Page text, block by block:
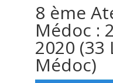
8 ème
Médoc :
2020 (33
Médoc)